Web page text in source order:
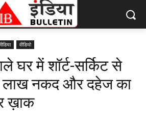
वीडियो
घर में शॉर्ट-सर्किट से
नकद और दहेज का
ख़ाक